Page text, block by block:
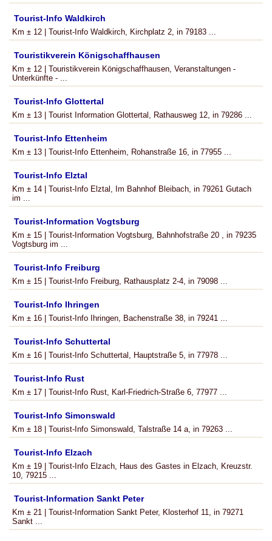
Tourist-Info Waldkirch
Km ± 12 | Tourist-Info Waldkirch, Kirchplatz 2, in 79183 ...
Touristikverein Königschaffhausen
Km ± 12 | Touristikverein Königschaffhausen, Veranstaltungen -
Unterkünfte - ...
Tourist-Info Glottertal
Km ± 13 | Tourist Information Glottertal, Rathausweg 12, in 79286 ...
Tourist-Info Ettenheim
Km ± 13 | Tourist-Info Ettenheim, Rohanstraße 16, in 77955 ...
Tourist-Info Elztal
Km ± 14 | Tourist-Info Elztal, Im Bahnhof Bleibach, in 79261 Gutach
im ...
Tourist-Information Vogtsburg
Km ± 15 | Tourist-Information Vogtsburg, Bahnhofstraße 20 , in 79235
Vogtsburg im ...
Tourist-Info Freiburg
Km ± 15 | Tourist-Info Freiburg, Rathausplatz 2-4, in 79098 ...
Tourist-Info Ihringen
Km ± 16 | Tourist-Info Ihringen, Bachenstraße 38, in 79241 ...
Tourist-Info Schuttertal
Km ± 16 | Tourist-Info Schuttertal, Hauptstraße 5, in 77978 ...
Tourist-Info Rust
Km ± 17 | Tourist-Info Rust, Karl-Friedrich-Straße 6, 77977 ...
Tourist-Info Simonswald
Km ± 18 | Tourist-Info Simonswald, Talstraße 14 a, in 79263 ...
Tourist-Info Elzach
Km ± 19 | Tourist-Info Elzach, Haus des Gastes in Elzach, Kreuzstr.
10, 79215 ...
Tourist-Information Sankt Peter
Km ± 21 | Tourist-Information Sankt Peter, Klosterhof 11, in 79271
Sankt ...